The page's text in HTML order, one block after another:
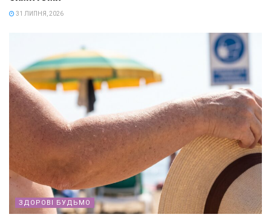
31 ЛИПНЯ, 2026
ЗДОРОВІ БУДЬМО